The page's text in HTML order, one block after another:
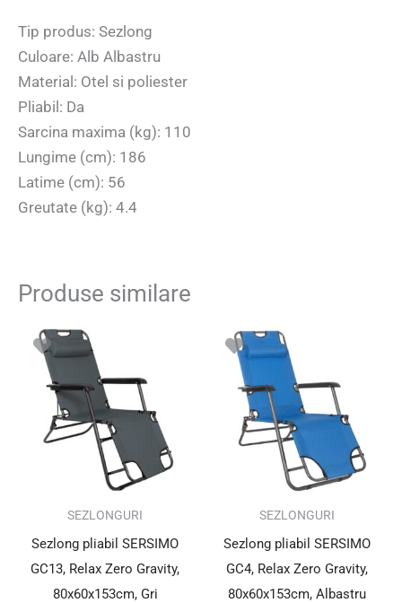
Tip produs: Sezlong
Culoare: Alb Albastru
Material: Otel si poliester
Pliabil: Da
Sarcina maxima (kg): 110
Lungime (cm): 186
Latime (cm): 56
Greutate (kg): 4.4
Produse similare
SEZLONGURI
Sezlong pliabil SERSIMO
GC13, Relax Zero Gravity,
80x60x153cm, Gri
SEZLONGURI
Sezlong pliabil SERSIMO
GC4, Relax Zero Gravity,
80x60x153cm, Albastru